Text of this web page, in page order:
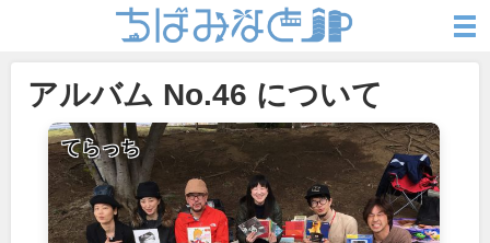
アルバム No.46 について
てらっち